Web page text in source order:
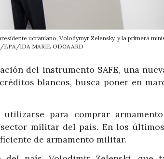
ucraniano, Volodymyr Zelensky, y la primera
EPA/IDA MARIE ODGAARD
del instrumento SAFE, una
blancos, busca poner en
utilizarse para comprar
militar del país. En los
de armamento militar.